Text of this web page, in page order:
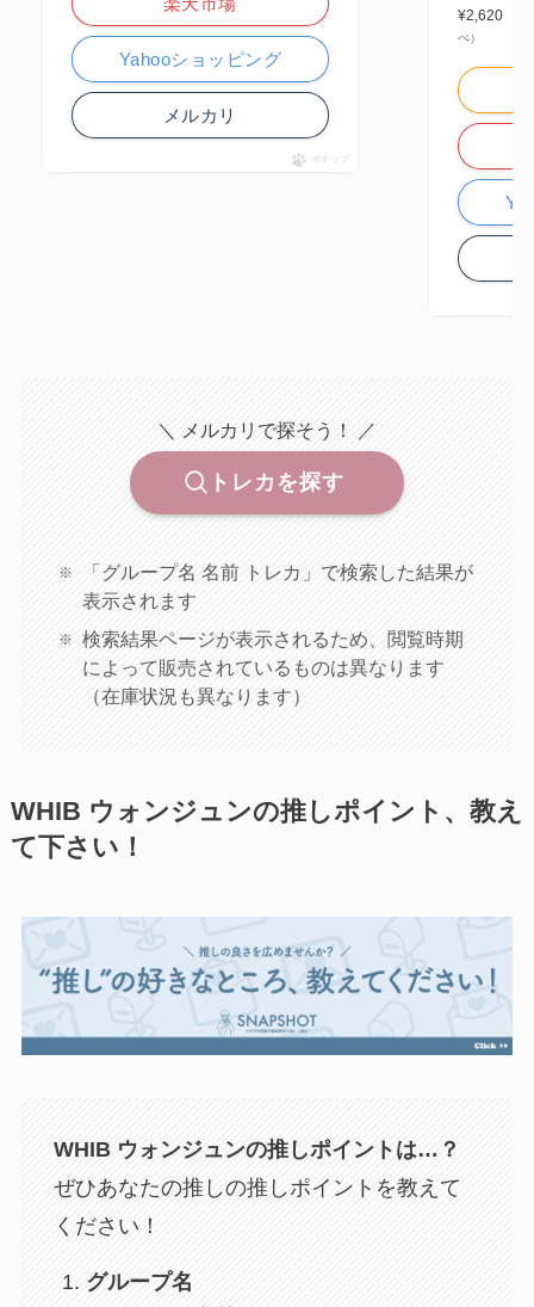
Yahooショッピング
メルカリ
ポチップ
¥2,620
べ）
＼ メルカリで探そう！ ／
トレカを探す
「グループ名 名前 トレカ」で検索した結果が
表示されます
検索結果ページが表示されるため、閲覧時期
によって販売されているものは異なります
（在庫状況も異なります）
WHIB ウォンジュンの推しポイント、教え
て下さい！
WHIB ウォンジュンの推しポイントは…？
ぜひあなたの推しの推しポイントを教えて
ください！
グループ名